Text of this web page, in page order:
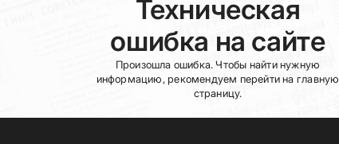
Техническая
ошибка на сайте
Произошла ошибка. Чтобы найти нужную
информацию, рекомендуем перейти на главную
страницу.